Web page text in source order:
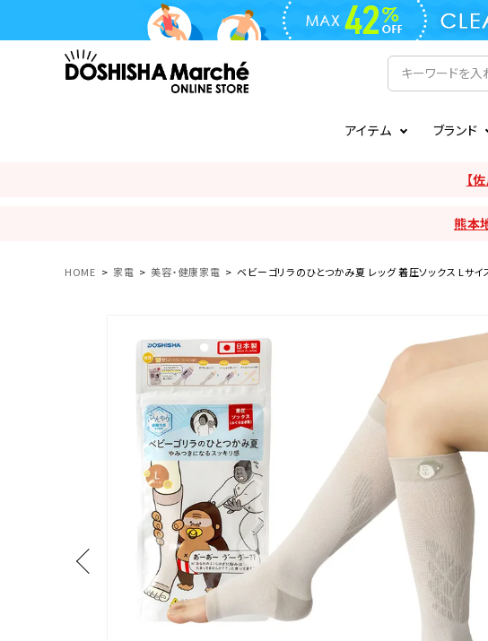
アイテム
フライパン・鍋
調理器具
かき氷器
流しそうめん器
クールケア用品
扇
加
調
美
ブランド
AVISTA ORION
送料とお支払いについ
ご注文後のキャンセ
商品レビューについて ギフトラッピング・熨
【
熊本
HOME 家電 美容・健康家電 ベビーゴリラのひとつかみ夏 レッグ 着圧ソックス Lサイ